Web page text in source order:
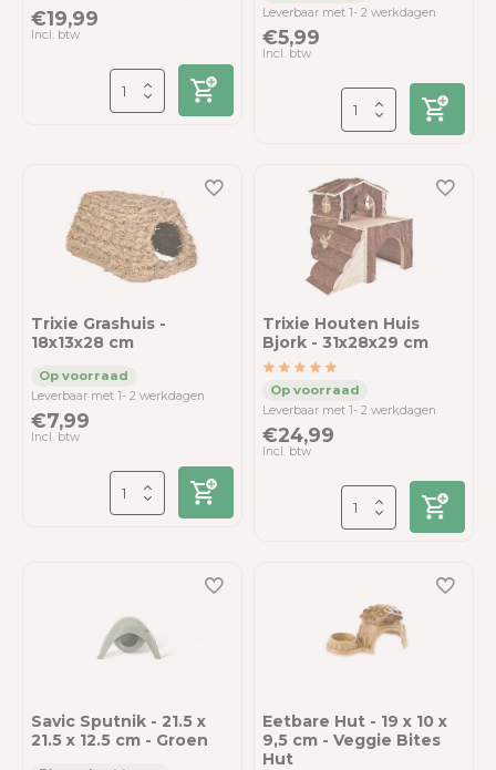
€19,99
Incl. btw
Leverbaar met 1- 2 werkdagen
€5,99
Incl. btw
Trixie Grashuis -
18x13x28 cm
Leverbaar met 1- 2 werkdagen
€7,99
Incl. btw
Trixie Houten Huis
Bjork - 31x28x29 cm
Leverbaar met 1- 2 werkdagen
€24,99
Incl. btw
Savic Sputnik - 21.5 x
21.5 x 12.5 cm - Groen
Eetbare Hut - 19 x 10 x
9,5 cm - Veggie Bites
Hut